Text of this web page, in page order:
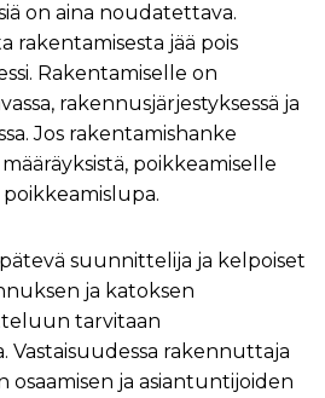
on aina noudatettava.
rakentamisesta jää pois
Rakentamiselle on
rakennusjärjestyksessä ja
Jos rakentamishanke
poikkeamiselle
suunnittelija ja kelpoiset
ja katoksen
tarvitaan
Vastaisuudessa rakennuttaja
osaamisen ja asiantuntijoiden